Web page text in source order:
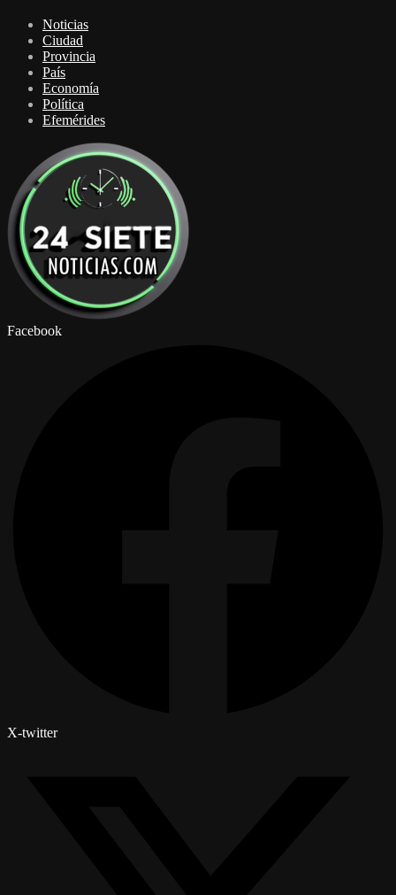
Noticias
Ciudad
Provincia
País
Economía
Política
Efemérides
Facebook
X-twitter